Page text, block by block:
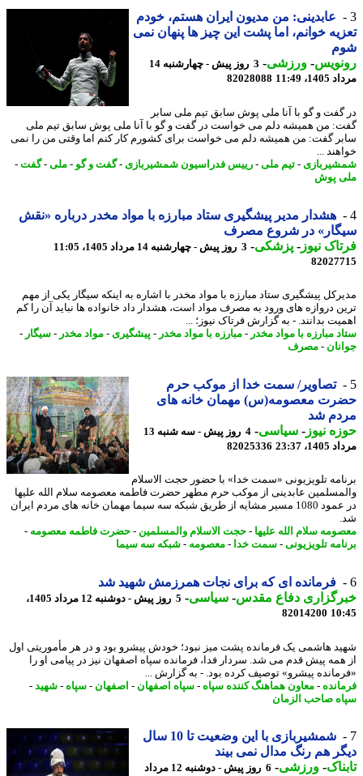
عابدینی: من مدیون ایران هستم، خودم
خوانم، اما پشت این چیز ها پنهان نمی
-ورزشی-
3 روز پیش - چهارشنبه 14
11:49
82028088
و گو با آنا ملی پوش سابق تیم ملی سابر
من همیشه دلم می خواست در گفت و گو با آنا ملی پوش سابق تیم ملی
گفت: من همیشه دلم می خواست برای کشورم کار کنم اما وقتی من را نمی
...
- تیم ملی -رییس فدراسیون شمشیربازی - گفت و گو - ملی -گفت-
پوش
هشدار مدیر پیشگیری ستاد مبارزه با مواد مخدر درباره «نقش
در شروع مصرف
نیوز-پزشکی-3 روز پیش - چهارشنبه 14 مرداد 1405، 11:05
پیشگیری ستاد مبارزه با مواد مخدر با اشاره به اینکه سیگار یکی از مهم
دروازه های ورود به مصرف مواد است، هشدار داد خانواده ها نباید آن را کم
بدانند. - به گزارش فرتاک نیوز؛ ...
مبارزه با مواد مخدر-مبارزه با مواد مخدر-پیشگیری- مواد مخدر-سیگار-
-مصرف
تصاویر/ سمت خدا از موکب حرم
معصومه(س) مهمان خانه های
شد
نیوز-سیاسی-
4 روز پیش - سه شنبه 13
23:37
82025336
تلویزیونی «سمت خدا» با حضور حجت الاسلام
عابدینی از موکب حرم مطهر حضرت فاطمه معصومه سلام الله علیها
در عمود 1080 مسیر مشایه از طریق شبکه سه سیما مهمان خانه های مردم ایران
سلام الله علیها-حجت الاسلام والمسلمین-حضرت فاطمه معصومه-
تلویزیونی-سمت خدا-معصومه-شبکه سه سیما
فرمانده ای که برای نجات همرزمش شهید شد
دفاع مقدس-سیاسی-
5 روز پیش - دوشنبه 12 مرداد 1405،
82014200
هاشمی یک فرمانده پشت میز نبود؛ خودش پیشرو بود و در هر مأموریتی اول
پیش قدم می شد. سردار فدا، فرمانده سپاه اصفهان نیز در پیامی او را
پیشرو» توصیف کرده بود. - به گزارش ...
-معاون هماهنگ کننده سپاه-سپاه اصفهان-اصفهان-سپاه-شهید-
صاحب الزمان
شمشیربازی با این وضعیت تا 10 سال
هم رنگ مدال نمی بیند
-ورزشی-
6 روز پیش - دوشنبه 12 مرداد